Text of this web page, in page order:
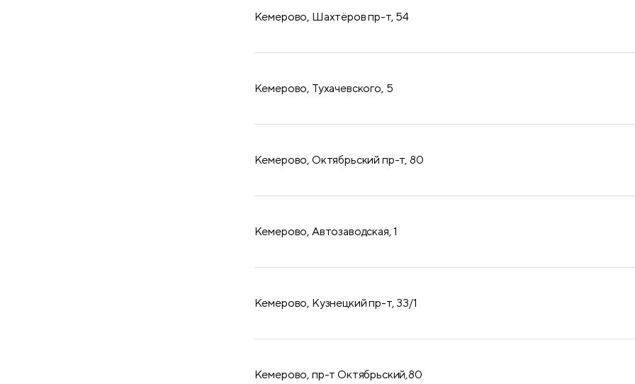
Кемерово, Шахтёров пр-т, 54
Кемерово, Тухачевского, 5
Кемерово, Октябрьский пр-т, 80
Кемерово, Автозаводская, 1
Кемерово, Кузнецкий пр-т, 33/1
​Кемерово, пр-т Октябрьский,80